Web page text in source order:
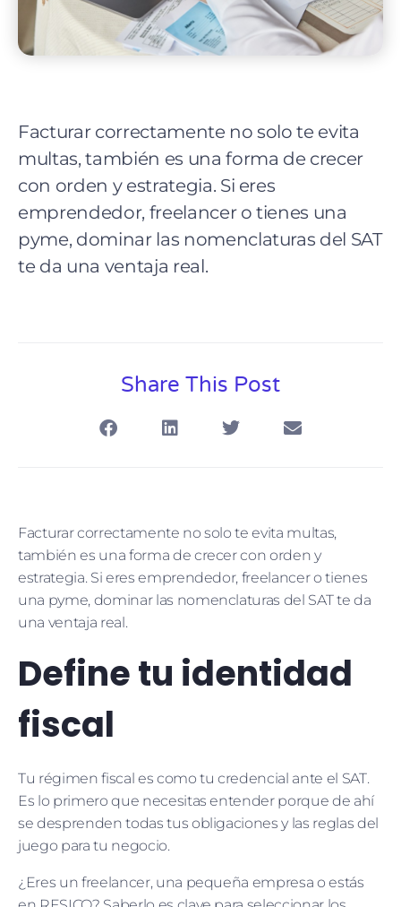
Facturar correctamente no solo te evita
multas, también es una forma de crecer
con orden y estrategia. Si eres
emprendedor, freelancer o tienes una
pyme, dominar las nomenclaturas del SAT
te da una ventaja real.
Share This Post
Facturar correctamente no solo te evita multas,
también es una forma de crecer con orden y
estrategia. Si eres emprendedor, freelancer o tienes
una pyme, dominar las nomenclaturas del SAT te da
una ventaja real.
Define tu identidad
fiscal
Tu régimen fiscal es como tu credencial ante el SAT.
Es lo primero que necesitas entender porque de ahí
se desprenden todas tus obligaciones y las reglas del
juego para tu negocio.
¿Eres un freelancer, una pequeña empresa o estás